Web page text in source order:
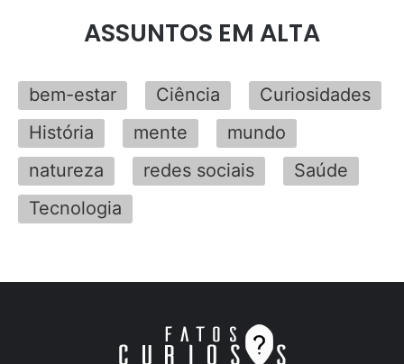
ASSUNTOS EM ALTA
bem-estar Ciência
Curiosidades
História
mente
mundo
natureza
redes sociais
Saúde
Tecnologia